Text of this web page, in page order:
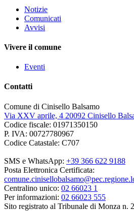
Notizie
Comunicati
Avvisi
Vivere il comune
Eventi
Contatti
Comune di Cinisello Balsamo
Via XXV aprile, 4 20092 Cinisello
Codice fiscale: 01971350150
P. IVA: 00727780967
Codice Catastale: C707
SMS e WhatsApp: +39 366 622 9188
Posta Elettronica Certificata:
Centralino unico: 02 66023 1
Per informazioni: 02 66023 555
Sito registrato al Tribunale di Monza n.